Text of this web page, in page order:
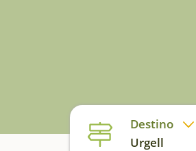
Destino
Urgell